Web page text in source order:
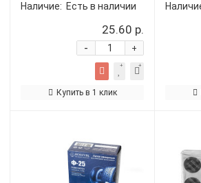
Наличие: Есть в наличии
25.60 р.
+
-
Купить в 1 клик